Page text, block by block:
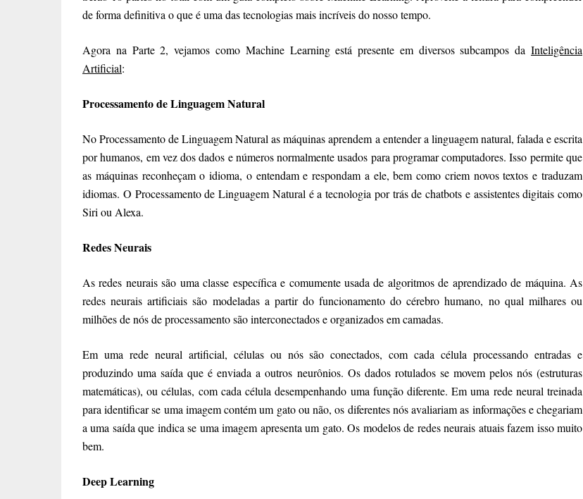
de forma definitiva o que é uma das tecnologias mais incríveis do nosso tempo.
Agora na Parte 2, vejamos como Machine Learning está presente em diversos subcampos da Inteligência
Artificial:
Processamento de Linguagem Natural
No Processamento de Linguagem Natural as máquinas aprendem a entender a linguagem natural, falada e escrita
por humanos, em vez dos dados e números normalmente usados ​​para programar computadores. Isso permite que
as máquinas reconheçam o idioma, o entendam e respondam a ele, bem como criem novos textos e traduzam
idiomas. O Processamento de Linguagem Natural é a tecnologia por trás de chatbots e assistentes digitais como
Siri ou Alexa.
Redes Neurais
As redes neurais são uma classe específica e comumente usada de algoritmos de aprendizado de máquina. As
redes neurais artificiais são modeladas a partir do funcionamento do cérebro humano, no qual milhares ou
milhões de nós de processamento são interconectados e organizados em camadas.
Em uma rede neural artificial, células ou nós são conectados, com cada célula processando entradas e
produzindo uma saída que é enviada a outros neurônios. Os dados rotulados se movem pelos nós (estruturas
matemáticas), ou células, com cada célula desempenhando uma função diferente. Em uma rede neural treinada
para identificar se uma imagem contém um gato ou não, os diferentes nós avaliariam as informações e chegariam
a uma saída que indica se uma imagem apresenta um gato. Os modelos de redes neurais atuais fazem isso muito
bem.
Deep Learning